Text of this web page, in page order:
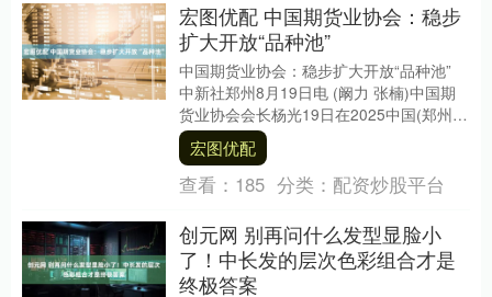
宏图优配 中国期货业协会：稳步
扩大开放“品种池”
中国期货业协会：稳步扩大开放“品种池”
中新社郑州8月19日电 (阚力 张楠)中国期
货业协会会长杨光19日在2025中国(郑州)
国际期货论坛“对外开放”分论坛上....
宏图优配
查看： 185 分类： 配资炒股平台
创元网 别再问什么发型显脸小
了！中长发的层次色彩组合才是
终极答案